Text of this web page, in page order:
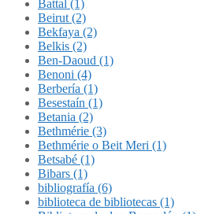
Battal (1)
Beirut (2)
Bekfaya (2)
Belkis (2)
Ben-Daoud (1)
Benoni (4)
Berbería (1)
Besestaín (1)
Betania (2)
Bethmérie (3)
Bethmérie o Beit Meri (1)
Betsabé (1)
Bibars (1)
bibliografía (6)
biblioteca de bibliotecas (1)